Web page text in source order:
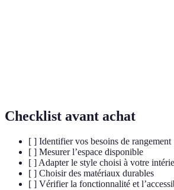
Checklist avant achat
[ ] Identifier vos besoins de rangement
[ ] Mesurer l’espace disponible
[ ] Adapter le style choisi à votre
[ ] Choisir des matériaux durables
[ ] Vérifier la fonctionnalité et